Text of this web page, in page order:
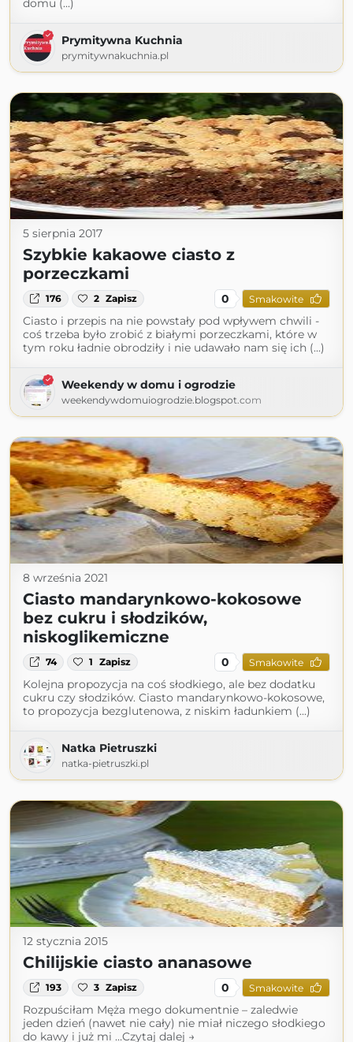
domu (...)
Prymitywna Kuchnia
prymitywnakuchnia.pl
5 sierpnia 2017
Szybkie kakaowe ciasto z
porzeczkami
176 2 Zapisz 0 Smakowite
Ciasto i przepis na nie powstały pod wpływem chwili -
coś trzeba było zrobić z białymi porzeczkami, które w
tym roku ładnie obrodziły i nie udawało nam się ich (...)
Weekendy w domu i ogrodzie
weekendywdomuiogrodzie.blogspot.com
8 września 2021
Ciasto mandarynkowo-kokosowe
bez cukru i słodzików,
niskoglikemiczne
74 1 Zapisz 0 Smakowite
Kolejna propozycja na coś słodkiego, ale bez dodatku
cukru czy słodzików. Ciasto mandarynkowo-kokosowe,
to propozycja bezglutenowa, z niskim ładunkiem (...)
Natka Pietruszki
natka-pietruszki.pl
12 stycznia 2015
Chilijskie ciasto ananasowe
193 3 Zapisz 0 Smakowite
Rozpuściłam Męża mego dokumentnie – zaledwie
jeden dzień (nawet nie cały) nie miał niczego słodkiego
do kawy i już mi …Czytaj dalej →